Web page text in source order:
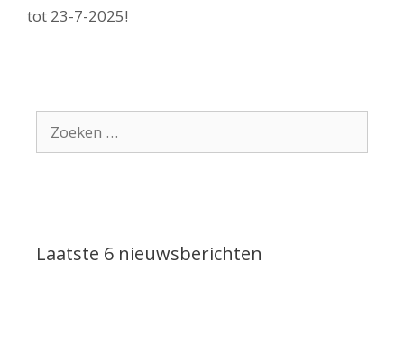
tot 23-7-2025!
naar:
Laatste 6 nieuwsberichten